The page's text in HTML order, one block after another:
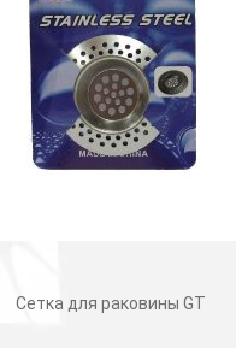
Сетка для раковины GT